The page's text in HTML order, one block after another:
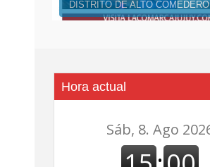
DISTRITO DE ALTO COMEDERO
Hora actual